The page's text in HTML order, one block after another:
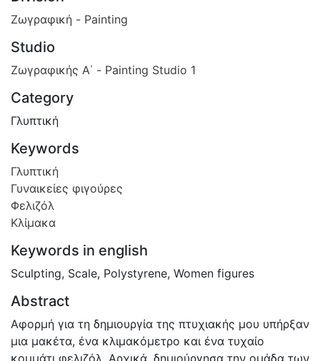
Ζωγραφική - Painting
Studio
Ζωγραφικής Α΄ - Painting Studio 1
Category
Γλυπτική
Keywords
Γλυπτική
Γυναικείες φιγούρες
Φελιζόλ
Κλίμακα
Keywords in english
Sculpting, Scale, Polystyrene, Women figures
Abstract
Αφορμή για τη δημιουργία της πτυχιακής μου υπήρξαν
μια μακέτα, ένα κλιμακόμετρο και ένα τυχαίο
κομμάτι φελιζόλ. Αρχικά, δημιούργησα την ομάδα των